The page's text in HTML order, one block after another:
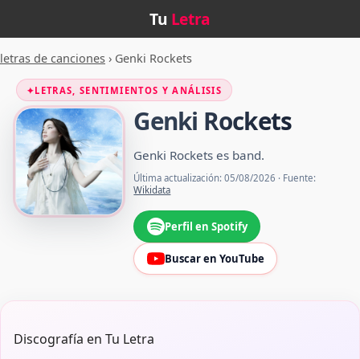
Tu Letra
letras de canciones › Genki Rockets
✦LETRAS, SENTIMIENTOS Y ANÁLISIS
Genki Rockets
Genki Rockets es band.
Última actualización: 05/08/2026 · Fuente:
Wikidata
Perfil en Spotify
Buscar en YouTube
Discografía en Tu Letra